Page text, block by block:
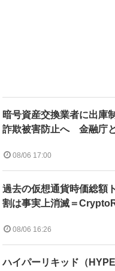
暗号資産交換業者に出庫
詐欺被害防止へ 金融庁
08/06 17:00
過去の仮想通貨時価総額
割は事実上消滅＝
08/06 16:26
ハイパーリキッド（HYPE